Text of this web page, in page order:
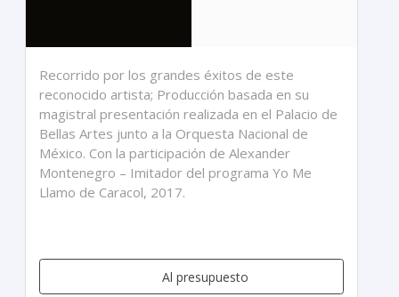
Recorrido por los grandes éxitos de este
reconocido artista; Producción basada en su
magistral presentación realizada en el Palacio de
Bellas Artes junto a la Orquesta Nacional de
México. Con la participación de Alexander
Montenegro – Imitador del programa Yo Me
Llamo de Caracol, 2017.
Al presupuesto